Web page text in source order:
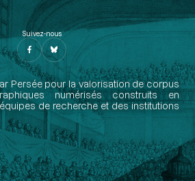
Suivez-nous
Persée pour la valorisation de corpus
numérisés construits en
de recherche et des institutions